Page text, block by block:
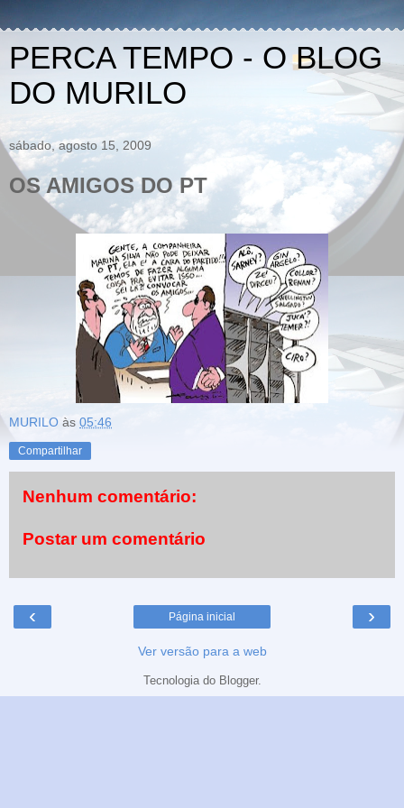
PERCA TEMPO - O BLOG
DO MURILO
sábado, agosto 15, 2009
OS AMIGOS DO PT
MURILO às 05:46
Compartilhar
Nenhum comentário:
Postar um comentário
‹ ›
Página inicial
Ver versão para a web
Tecnologia do Blogger.